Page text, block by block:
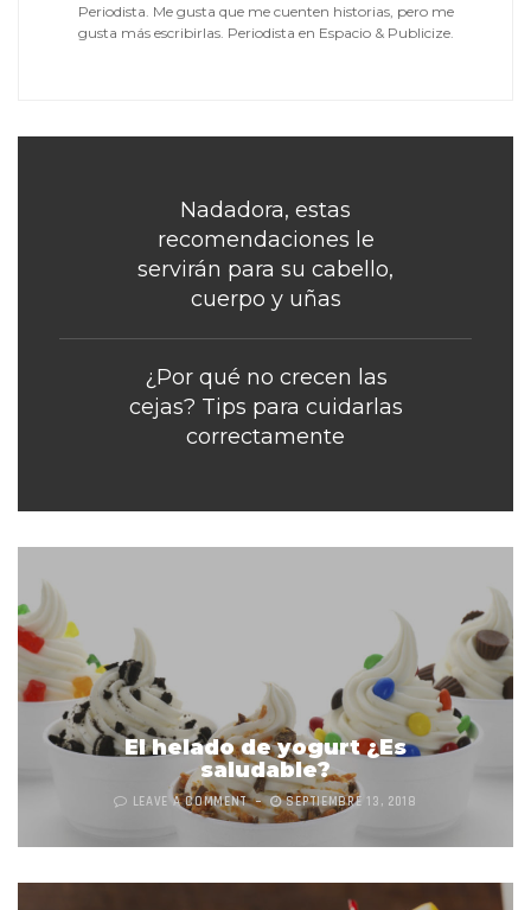
Periodista. Me gusta que me cuenten historias, pero me
gusta más escribirlas. Periodista en Espacio & Publicize.
Nadadora, estas
recomendaciones le
servirán para su cabello,
cuerpo y uñas
¿Por qué no crecen las
cejas? Tips para cuidarlas
correctamente
El helado de yogurt ¿Es
saludable?
LEAVE A COMMENT SEPTIEMBRE 13, 2018